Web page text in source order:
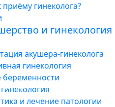
и гинекология
акушера-гинеколога
гинекология
беременности
и лечение патологии
приёму гинеколога?
нас в